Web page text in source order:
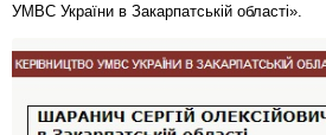
УМВС України в Закарпатській області».